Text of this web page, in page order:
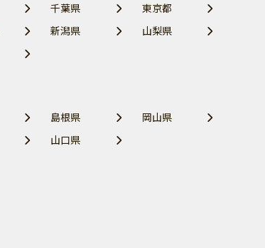
千葉県
東京都
新潟県
山梨県
島根県
岡山県
山口県